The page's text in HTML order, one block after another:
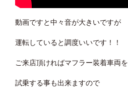
動画ですと中々音が大きいですが
運転していると調度いいです！！
ご来店頂ければマフラー装着車両を
試乗する事も出来ますので